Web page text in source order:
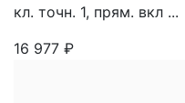
кл. точн. 1, прям. вкл ...
16 977 ₽